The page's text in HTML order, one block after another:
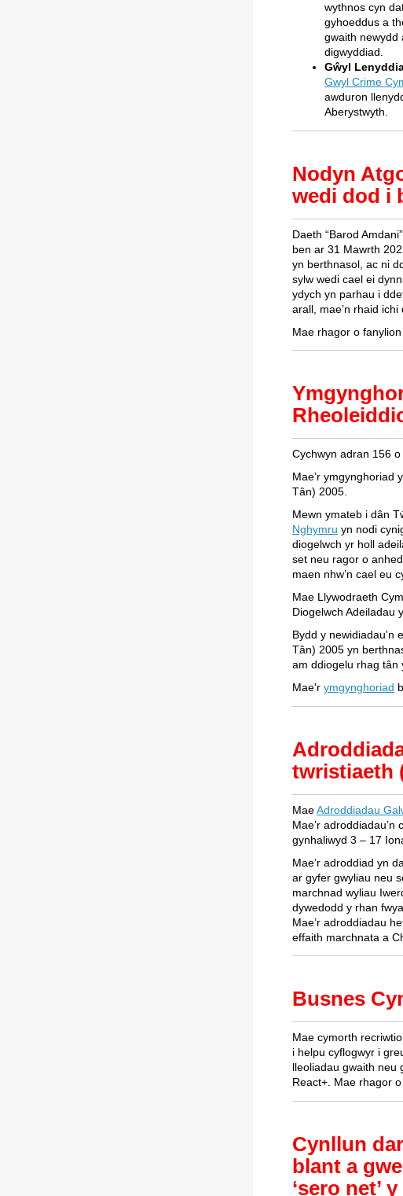
wythnos cyn
gyhoeddus a
gwaith newydd
digwyddiad.
Gŵyl
Gwyl Crime
awduron
Aberystwyth.
Nodyn
wedi dod i
Daeth “Barod
ben ar 31 Mawrth
yn berthnasol, ac ni
sylw wedi cael ei
ydych yn parhau i
arall, mae’n rhaid ichi
Mae rhagor o
Cychwyn adran 156
Mae’r ymgynghoriad
Tân) 2005.
Mewn ymateb i dân
Nghymru yn nodi
diogelwch yr holl
set neu ragor o
maen nhw’n cael eu
Mae Llywodraeth
Diogelwch Adeiladau
Bydd y newidiadau'n
Tân) 2005 yn
am ddiogelu rhag tân
Mae'r ymgynghoriad
twristiaeth
MaeAdroddiadau
Mae’r
gynhaliwyd 3 – 17
Mae’r adroddiad yn
ar gyfer gwyliau neu
marchnad wyliau
dywedodd y rhan
Mae’r adroddiadau
effaith marchnata a
Busnes
Mae cymorth
i helpu cyflogwyr i
lleoliadau gwaith neu
React+. Mae rhagor
Cynllun
blant a
‘sero net’